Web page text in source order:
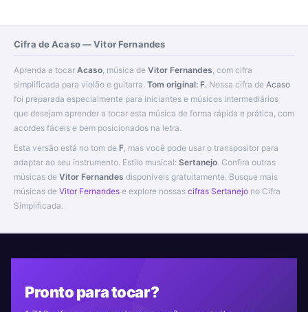
Cifra de Acaso — Vitor Fernandes
Aprenda a tocar Acaso , música de Vitor Fernandes , com cifra
simplificada para violão e guitarra. Tom original: F. Nossa cifra de Acaso
foi preparada especialmente para iniciantes e músicos intermediários
que desejam aprender a tocar esta música de forma rápida e prática, com
acordes fáceis e bem posicionados na letra.
Esta versão está no tom de F , mas você pode usar o transpositor para
adaptar ao seu instrumento. Estilo musical: Sertanejo. Confira outras
músicas de Vitor Fernandes disponíveis gratuitamente. Busque mais
músicas de Vitor Fernandes e explore nossas cifras Sertanejo no Cifra
Simplificada.
Pronto para tocar?